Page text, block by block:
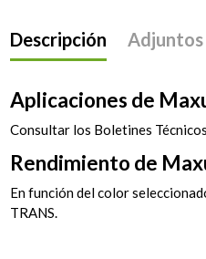
Descripción Adjuntos
Aplicaciones de
Consultar los Boletines
Rendimiento de
En función del color
TRANS.